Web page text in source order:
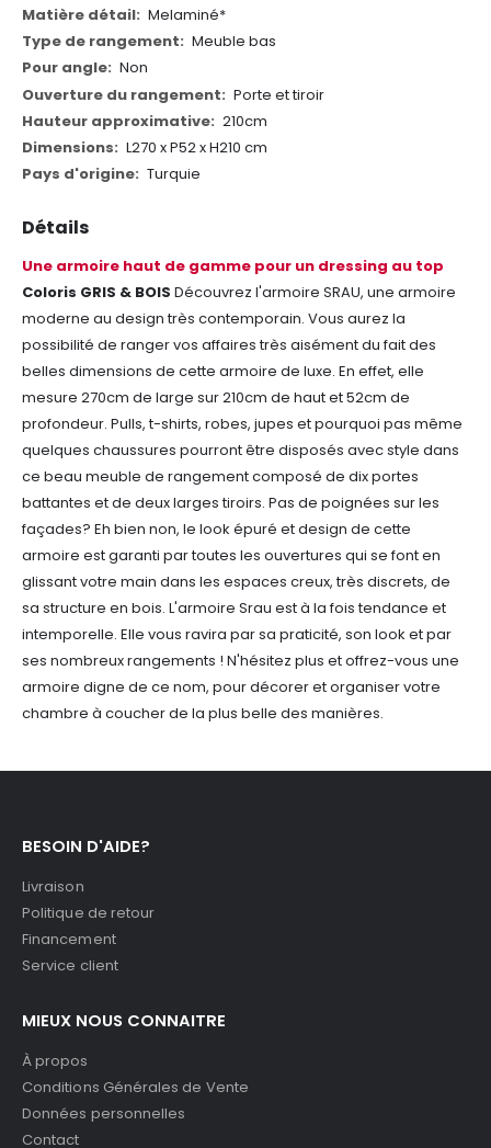
Détails
Une armoire haut de gamme pour un dressing au top
Coloris GRIS & BOIS Découvrez l'armoire SRAU, une armoire
moderne au design très contemporain. Vous aurez la
possibilité de ranger vos affaires très aisément du fait des
belles dimensions de cette armoire de luxe. En effet, elle
mesure 270cm de large sur 210cm de haut et 52cm de
profondeur. Pulls, t-shirts, robes, jupes et pourquoi pas même
quelques chaussures pourront être disposés avec style dans
ce beau meuble de rangement composé de dix portes
battantes et de deux larges tiroirs. Pas de poignées sur les
façades? Eh bien non, le look épuré et design de cette
armoire est garanti par toutes les ouvertures qui se font en
glissant votre main dans les espaces creux, très discrets, de
sa structure en bois. L'armoire Srau est à la fois tendance et
intemporelle. Elle vous ravira par sa praticité, son look et par
ses nombreux rangements ! N'hésitez plus et offrez-vous une
armoire digne de ce nom, pour décorer et organiser votre
chambre à coucher de la plus belle des manières.
Melaminé*
Meuble bas
Non
Porte et tiroir
210cm
L270 x P52 x H210 cm
Turquie
BESOIN D'AIDE?
Livraison
Politique de retour
Financement
Service client
MIEUX NOUS CONNAITRE
À propos
Conditions Générales de Vente
Données personnelles
Contact